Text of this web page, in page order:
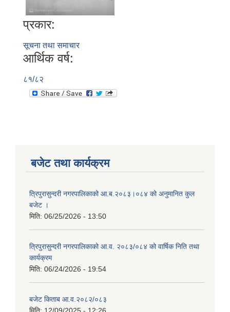
प्रकार:
सूचना तथा समाचार
आर्थिक वर्ष:
८१/८२
बजेट तथा कार्यक्रम
त्रिपुरासुन्दरी नगरपालिकाको आ.ब.२०८३।०८४ को अनुमानित कुल
बजेट ।
मिति: 06/25/2026 - 13:50
त्रिपुरासुन्दरी नगरपालिकाको आ.व. २०८३/०८४ को वार्षिक निति तथा
कार्यक्रम
मिति: 06/24/2026 - 19:54
बजेट किताब आ.व.२०८२/०८३